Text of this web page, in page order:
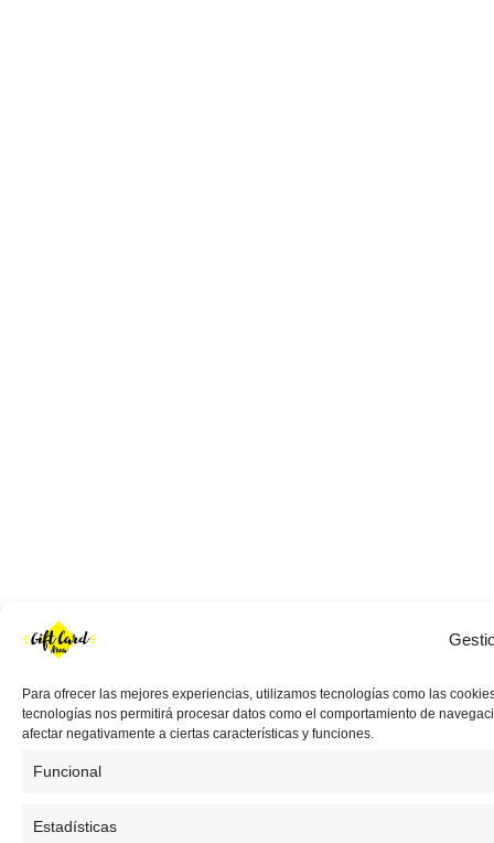
Para ofrecer las mejores experiencias, utilizamos tecnologías como las
tecnologías nos permitirá procesar datos como el comportamiento de
afectar negativamente a ciertas características y funciones.
Funcional
Estadísticas